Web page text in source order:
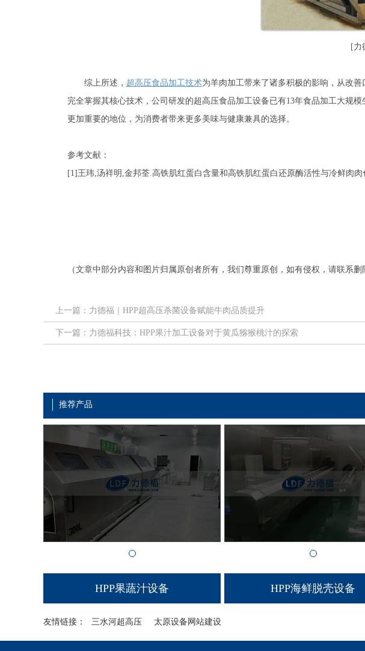
[力
综上所述， 超高压食品加工技术为羊肉加工带来了诸多积极的影响，从改
完全掌握其核心技术，公司研发的超高压食品加工设备已有13年食品加工大规
更加重要的地位，为消费者带来更多美味与健康兼具的选择。
参考文献：
[1]王玮,汤祥明,金邦荃.高铁肌红蛋白含量和高铁肌红蛋白还原酶活性与冷鲜肉
（文章中部分内容和图片归属原创者所有，我们尊重原创，如有侵权，请联系删
上一篇：力德福｜HPP超高压杀菌设备赋能牛肉品质提升
下一篇：力德福科技：HPP果汁加工设备对于黄瓜猕猴桃汁的探索
推荐产品
HPP果蔬汁设备 HPP海鲜脱壳设备
友情链接： 三水河超高压 太原设备网站建设